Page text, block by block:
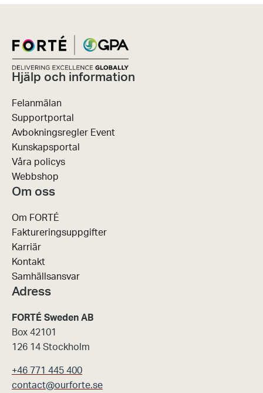
Hjälp och information
Felanmälan
Supportportal
Avbokningsregler Event
Kunskapsportal
Våra policys
Webbshop
Om oss
Om FORTÉ
Faktureringsuppgifter
Karriär
Kontakt
Samhällsansvar
Adress
FORTÉ Sweden AB
Box 42101
126 14 Stockholm
+46 771 445 400
contact@ourforte.se